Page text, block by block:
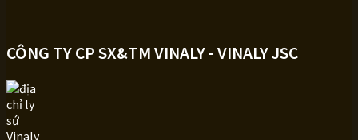
CÔNG TY CP SX&TM VINALY - VINALY JSC